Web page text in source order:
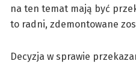
na ten temat mają być
to radni, zdemontowane
Decyzja w sprawie